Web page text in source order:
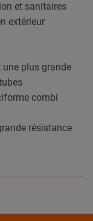
et sanitaires
extérieur
une plus grande
combi
résistance